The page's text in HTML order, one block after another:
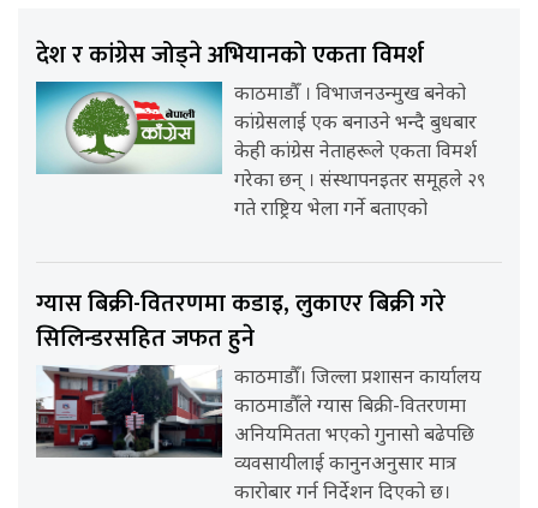
देश र कांग्रेस जोड्ने अभियानको एकता विमर्श
काठमाडौँ । विभाजनउन्मुख बनेको
कांग्रेसलाई एक बनाउने भन्दै बुधबार
केही कांग्रेस नेताहरूले एकता विमर्श
गरेका छन् । संस्थापनइतर समूहले २९
गते राष्ट्रिय भेला गर्ने बताएको
ग्यास बिक्री-वितरणमा कडाइ, लुकाएर बिक्री गरे
सिलिन्डरसहित जफत हुने
काठमाडौँ। जिल्ला प्रशासन कार्यालय
काठमाडौँले ग्यास बिक्री-वितरणमा
अनियमितता भएको गुनासो बढेपछि
व्यवसायीलाई कानुनअनुसार मात्र
कारोबार गर्न निर्देशन दिएको छ।